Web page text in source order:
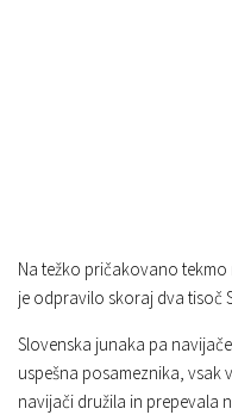
Na težko pričakovano tekmo
je odpravilo skoraj dva tisoč
Slovenska junaka pa
uspešna posameznika, vsak
navijači družila in prepevala